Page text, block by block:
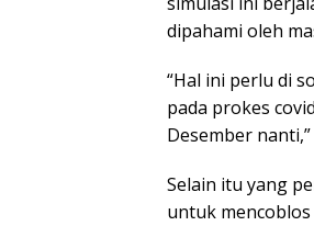
dipahami oleh
“Hal ini perlu di
pada prokes
Desember
Selain itu yang
untuk